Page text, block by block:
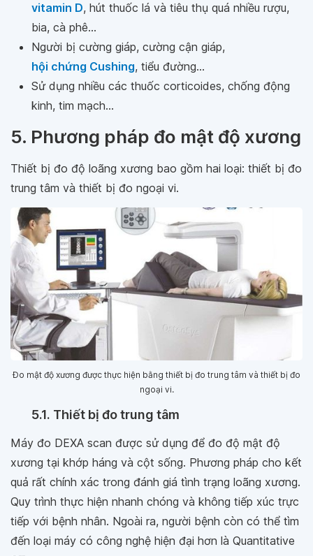
vitamin D, hút thuốc lá và tiêu thụ quá nhiều rượu,
bia, cà phê…
Người bị cường giáp, cường cận giáp,
hội chứng Cushing, tiểu đường...
Sử dụng nhiều các thuốc corticoides, chống động
kinh, tim mạch...
5. Phương pháp đo mật độ xương
Thiết bị đo độ loãng xương bao gồm hai loại: thiết bị đo
trung tâm và thiết bị đo ngoại vi.
Đo mật độ xương được thực hiện bằng thiết bị đo trung tâm và thiết bị đo
ngoại vi.
5.1. Thiết bị đo trung tâm
Máy đo DEXA scan được sử dụng để đo độ mật độ
xương tại khớp háng và cột sống. Phương pháp cho kết
quả rất chính xác trong đánh giá tình trạng loãng xương.
Quy trình thực hiện nhanh chóng và không tiếp xúc trực
tiếp với bệnh nhân. Ngoài ra, người bệnh còn có thể tìm
đến loại máy có công nghệ hiện đại hơn là Quantitative